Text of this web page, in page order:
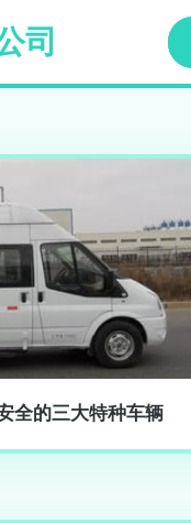
司
全的三大特种车辆